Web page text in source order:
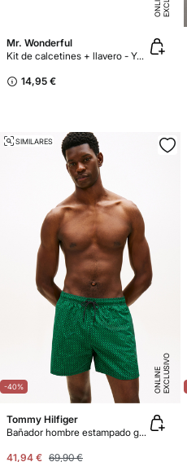
Mr. Wonderful
Kit de calcetines + llavero - You are the beary best
14,95 €
-40% E
X
C
L
U
SI
V
O
O
N
LI
N
E
SIMILARES
Tommy Hilfiger
Bañador hombre estampado geométrico
41,94 € 69,90 €